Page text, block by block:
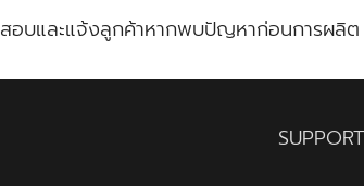
อบและแจ้งลูกค้าหากพบปัญหาก่อนการผลิต
SUPPORT